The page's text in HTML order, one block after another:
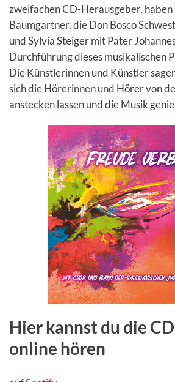
zweifachen CD-Herausgeber, haben
Baumgartner, die Don Bosco
und Sylvia Steiger mit Pater
Durchführung dieses musikalischen
Die Künstlerinnen und Künstler
sich die Hörerinnen und Hörer von
anstecken lassen und die Musik
Hier kannst du die
online hören